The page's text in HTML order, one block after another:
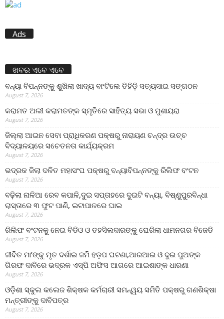
Ads
ଖବର ଏବେ ଏବେ
ବନ୍ୟା ବିପନ୍ନଙ୍କୁ ଶୁଖିଲା ଖାଦ୍ୟ ବାଂଟିଲେ ତିହିଡି଼ ସତ୍ୟସାଇ ସଙ୍ଗଠନ
August 7, 2026
କରାମତ ଅଲୀ କରାମତଙ୍କ ସ୍ମୃତିରେ ସାହିତ୍ୟ ସଭା ଓ ମୁଶାୟରା
August 7, 2026
ଜିଲ୍ଲା ଆଇନ ସେବା ପ୍ରାଧିକରଣ ପକ୍ଷରୁ ନାରାୟଣ ଚନ୍ଦ୍ର ଉଚ୍ଚ
ବିଦ୍ୟାଳୟରେ ସଚେତନତା କାର୍ଯ୍ୟକ୍ରମ
August 7, 2026
ଭଦ୍ରକ ଜିଲା ଦଳିତ ମହାସଂଘ ପକ୍ଷରୁ ବନ୍ୟାବିପନ୍ନଙ୍କୁ ରିଲିଫ ବଂଟନ
August 7, 2026
ବଢ଼ିଲା ନାଳିଆ ରେବ କପାଳି,ଦୁଇ ସପ୍ତାହରେ ଦୁଇଟି ବନ୍ୟା, ବିଷ୍ଣୁପୁରବିନ୍ଧା
ରାସ୍ତାରେ ୩ ଫୁଟ ପାଣି, ଇଟାପାଳରେ ଘାଇ
August 7, 2026
ରିଲିଫ ବଂଟନକୁ ନେଇ ବିଡିଓ ଓ ତହସିଲଦାରଙ୍କୁ ଘେରିଲା ଧାମନଗର ବିଜେଡି
August 7, 2026
ଜୀବିତ ମା’ଙ୍କୁ ମୃତ ଦର୍ଶାଇ ଜମି ହଡ଼ପ ଘଟଣା,ଆରଆଇ ଓ ଦୁଇ ପୁଅଙ୍କ
ଗିରଫ ଦାବିରେ ଭଦ୍ରକ ଏସ୍‌ପି ଅଫିସ ଆଗରେ ଆଇଶାଙ୍କ ଧାରଣା
August 7, 2026
ଓଡ଼ିଶା ସ୍କୁଲ କଲେଜ ଶିକ୍ଷକ କର୍ମଚାରୀ ସମନ୍ୱୟ ସମିତି ପକ୍ଷରୁ ଗଣଶିକ୍ଷା
ମନ୍ତ୍ରୀଙ୍କୁ ଦାବିପତ୍ର
August 7, 2026